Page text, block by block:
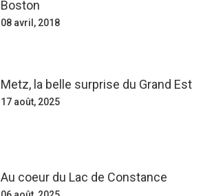
Boston
08 avril, 2018
Metz, la belle surprise du Grand Est
17 août, 2025
Au coeur du Lac de Constance